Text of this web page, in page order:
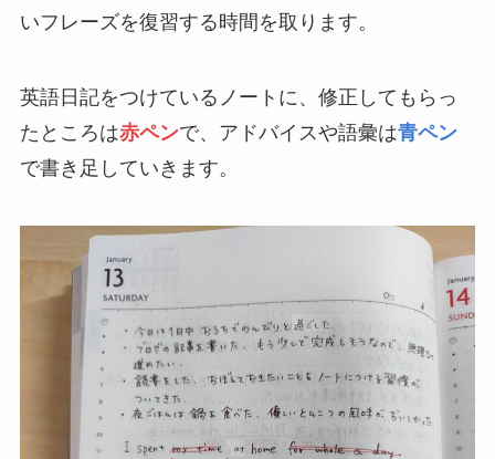
いフレーズを復習する時間を取ります。
英語日記をつけているノートに、修正してもらっ
たところは赤ペンで、アドバイスや語彙は青ペン
で書き足していきます。